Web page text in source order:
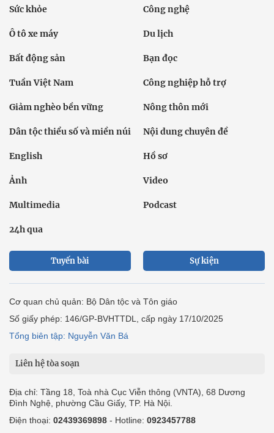
Sức khỏe Công nghệ
Ô tô xe máy Du lịch
Bất động sản Bạn đọc
Tuần Việt Nam Công nghiệp hỗ trợ
Giảm nghèo bền vững Nông thôn mới
Dân tộc thiểu số và miền núi Nội dung chuyên đề
English Hồ sơ
Ảnh Video
Multimedia Podcast
24h qua
Tuyến bài Sự kiện
Cơ quan chủ quản: Bộ Dân tộc và Tôn giáo
Số giấy phép: 146/GP-BVHTTDL, cấp ngày 17/10/2025
Tổng biên tập: Nguyễn Văn Bá
Liên hệ tòa soạn
Địa chỉ: Tầng 18, Toà nhà Cục Viễn thông (VNTA), 68 Dương
Đình Nghệ, phường Cầu Giấy, TP. Hà Nội.
Điện thoại: 02439369898 - Hotline: 0923457788